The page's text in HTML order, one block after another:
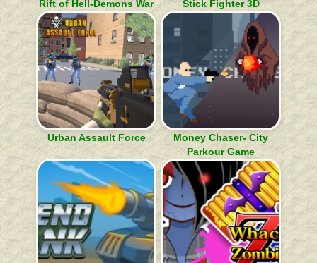
Rift of Hell-Demons War Stick Fighter 3D
Urban Assault Force
Money Chaser- City
Parkour Game